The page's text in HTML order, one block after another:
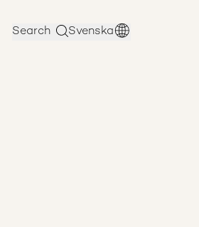
Search Svenska